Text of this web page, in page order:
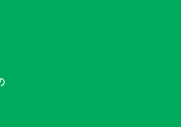
きます。
いて通知を求めること
訂正・削除を請求する